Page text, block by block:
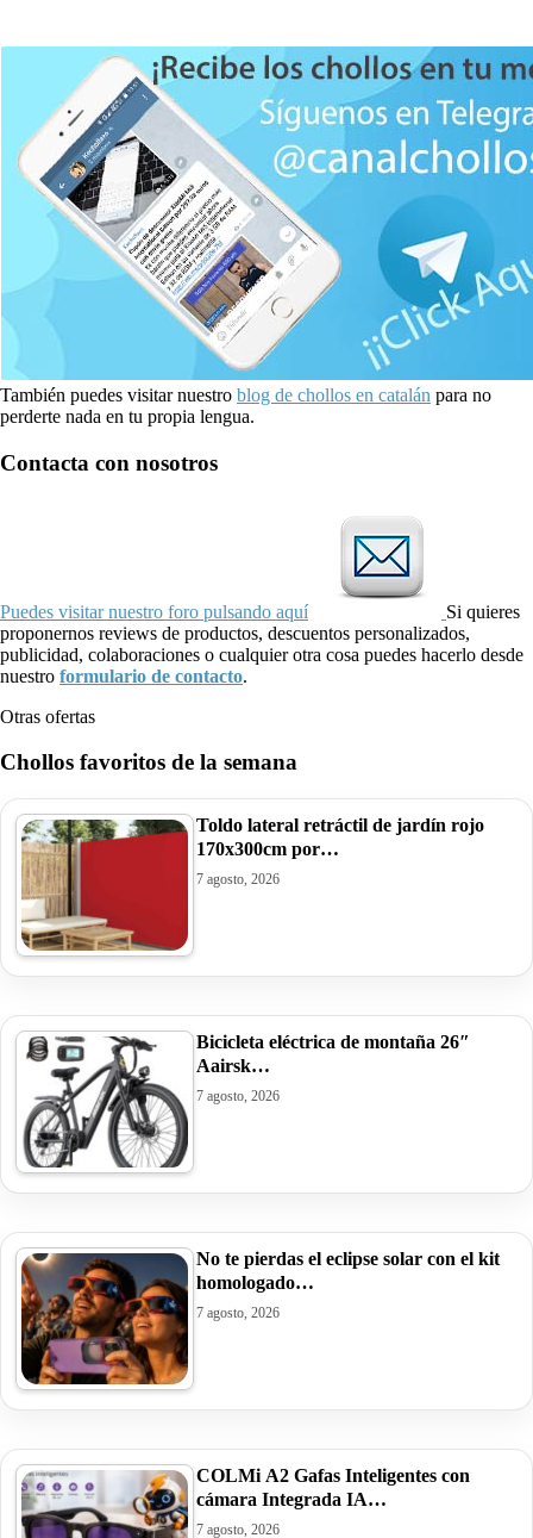
También puedes visitar nuestro blog de chollos en catalán para no
perderte nada en tu propia lengua.
Contacta con nosotros
Puedes visitar nuestro foro pulsando aquí
Si quieres
proponernos reviews de productos, descuentos personalizados,
publicidad, colaboraciones o cualquier otra cosa puedes hacerlo desde
nuestro formulario de contacto.
Otras ofertas
Chollos favoritos de la semana
Toldo lateral retráctil de jardín rojo
170x300cm por…
7 agosto, 2026
Bicicleta eléctrica de montaña 26″
Aairsk…
7 agosto, 2026
No te pierdas el eclipse solar con el kit
homologado…
7 agosto, 2026
COLMi A2 Gafas Inteligentes con
cámara Integrada IA…
7 agosto, 2026